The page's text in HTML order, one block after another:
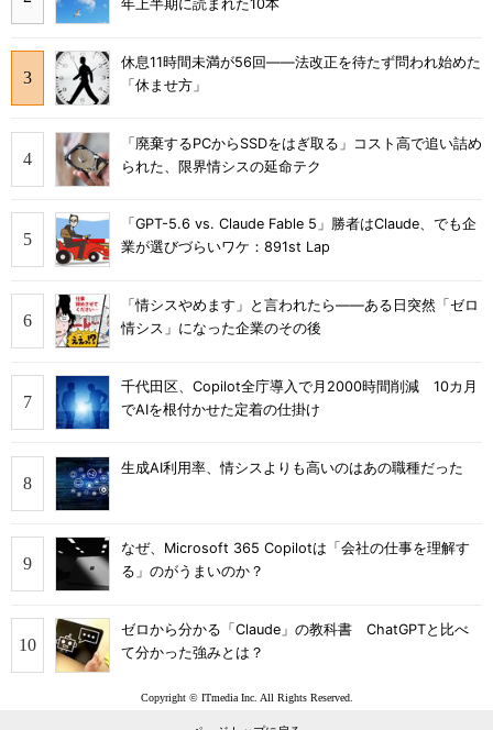
年上半期に読まれた10本
休息11時間未満が56回――法改正を待たず問われ始めた
「休ませ方」
「廃棄するPCからSSDをはぎ取る」コスト高で追い詰め
られた、限界情シスの延命テク
「GPT-5.6 vs. Claude Fable 5」勝者はClaude、でも企
業が選びづらいワケ：891st Lap
「情シスやめます」と言われたら――ある日突然「ゼロ
情シス」になった企業のその後
千代田区、Copilot全庁導入で月2000時間削減 10カ月
でAIを根付かせた定着の仕掛け
生成AI利用率、情シスよりも高いのはあの職種だった
なぜ、Microsoft 365 Copilotは「会社の仕事を理解す
る」のがうまいのか？
ゼロから分かる「Claude」の教科書 ChatGPTと比べ
て分かった強みとは？
Copyright © ITmedia Inc. All Rights Reserved.